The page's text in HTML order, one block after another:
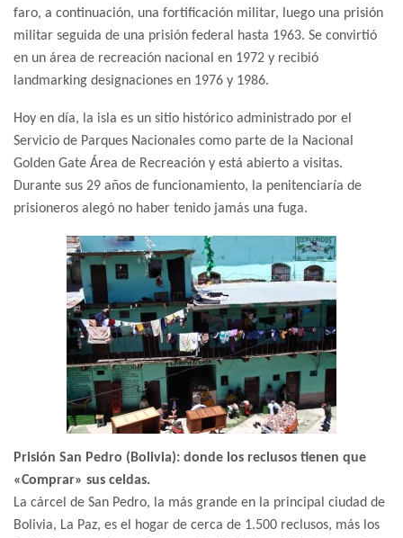
faro, a continuación, una fortificación militar, luego una prisión
militar seguida de una prisión federal hasta 1963. Se convirtió
en un área de recreación nacional en 1972 y recibió
landmarking designaciones en 1976 y 1986.
Hoy en día, la isla es un sitio histórico administrado por el
Servicio de Parques Nacionales como parte de la Nacional
Golden Gate Área de Recreación y está abierto a visitas.
Durante sus 29 años de funcionamiento, la penitenciaría de
prisioneros alegó no haber tenido jamás una fuga.
Prisión San Pedro (Bolivia): donde los reclusos tienen que
«Comprar» sus celdas.
La cárcel de San Pedro, la más grande en la principal ciudad de
Bolivia, La Paz, es el hogar de cerca de 1.500 reclusos, más los